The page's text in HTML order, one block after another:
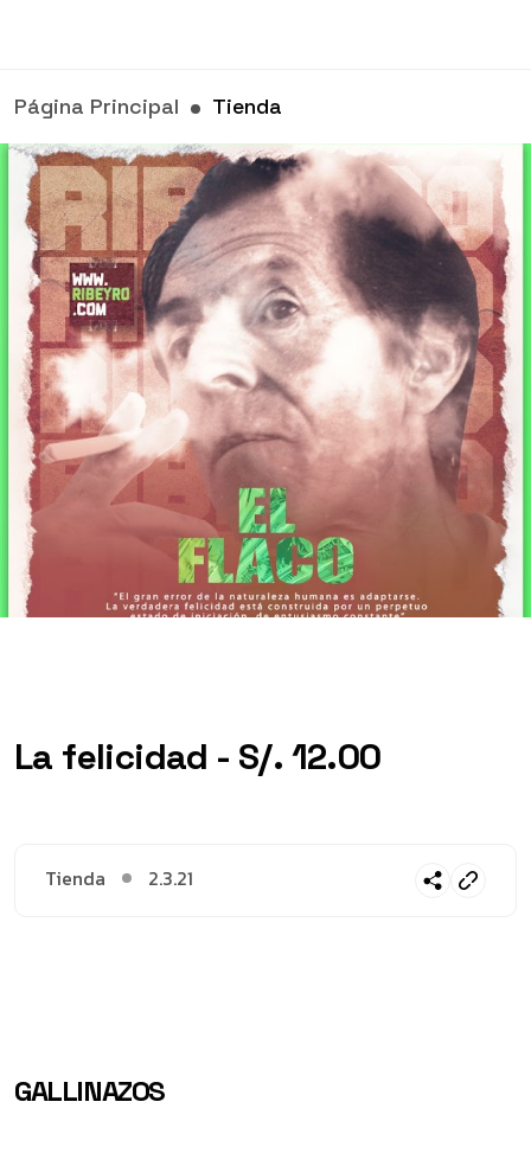
Página Principal Tienda
La felicidad - S/. 12.00
Tienda 2.3.21
GALLINAZOS